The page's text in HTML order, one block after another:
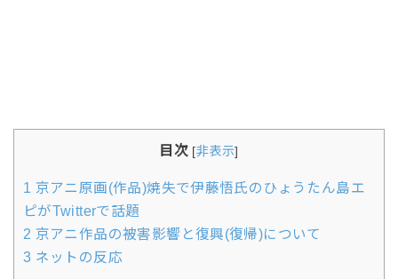
目次 [非表示]
1 京アニ原画(作品)焼失で伊藤悟氏のひょうたん島エ
ピがTwitterで話題
2 京アニ作品の被害影響と復興(復帰)について
3 ネットの反応